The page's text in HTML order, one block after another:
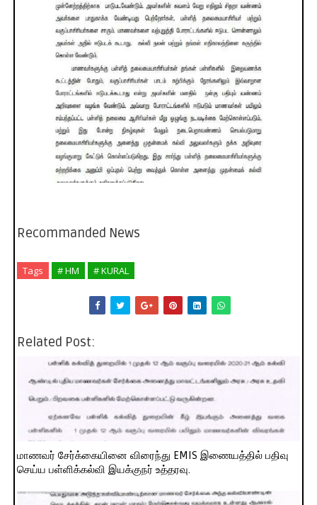
Recommanded News
Tags # HM # KURAL
Related Post:
மாணவர் சேர்க்கையினை விரைந்து EMIS இணையத்தில் பதிவு
செய்ய பள்ளிக்கல்வி இயக்குநர் உத்தரவு.